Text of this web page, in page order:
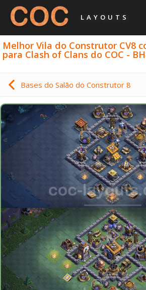
LAYOUTS
Melhor Vila do Construtor CV8
para Clash of Clans do COC -
Bases do Salão do Construtor 8